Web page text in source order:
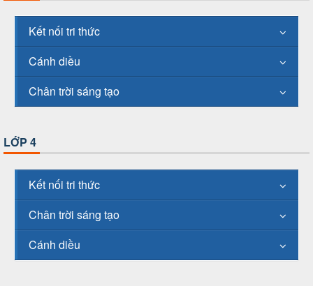
Kết nối tri thức
Cánh diều
Chân trời sáng tạo
LỚP 4
Kết nối tri thức
Chân trời sáng tạo
Cánh diều